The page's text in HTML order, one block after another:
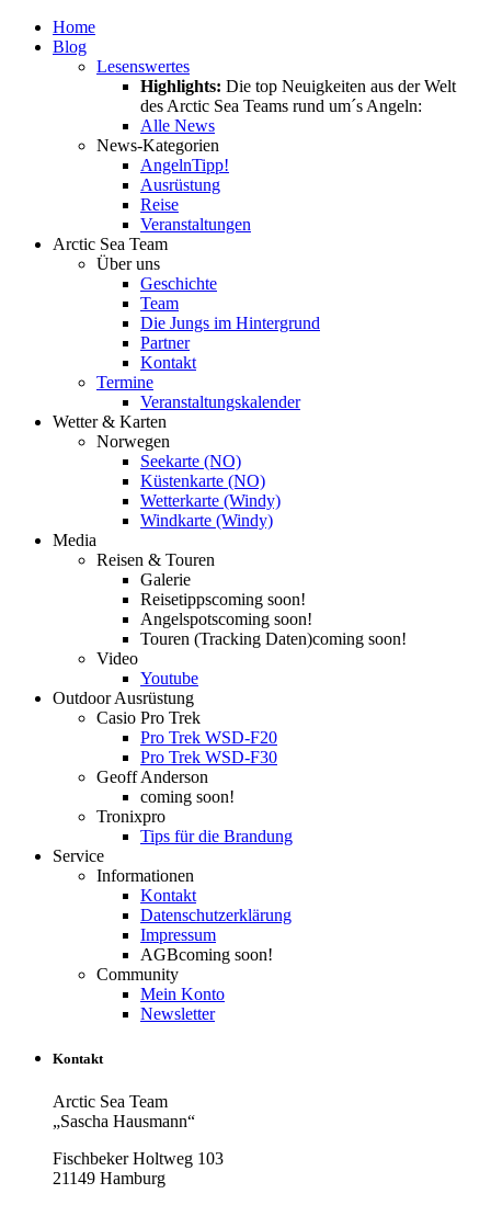
Home
Blog
Lesenswertes
Highlights: Die top Neuigkeiten aus der Welt
des Arctic Sea Teams rund um´s Angeln:
Alle News
News-Kategorien
AngelnTipp!
Ausrüstung
Reise
Veranstaltungen
Arctic Sea Team
Über uns
Geschichte
Team
Die Jungs im Hintergrund
Partner
Kontakt
Termine
Veranstaltungskalender
Wetter & Karten
Norwegen
Seekarte (NO)
Küstenkarte (NO)
Wetterkarte (Windy)
Windkarte (Windy)
Media
Reisen & Touren
Galerie
Reisetippscoming soon!
Angelspotscoming soon!
Touren (Tracking Daten)coming soon!
Video
Youtube
Outdoor Ausrüstung
Casio Pro Trek
Pro Trek WSD-F20
Pro Trek WSD-F30
Geoff Anderson
coming soon!
Tronixpro
Tips für die Brandung
Service
Informationen
Kontakt
Datenschutzerklärung
Impressum
AGBcoming soon!
Community
Mein Konto
Newsletter
Kontakt
Arctic Sea Team
„Sascha Hausmann“
Fischbeker Holtweg 103
21149 Hamburg